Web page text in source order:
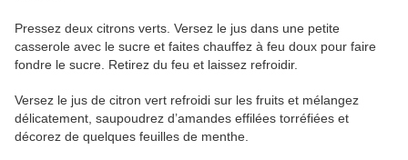
Pressez deux citrons verts. Versez le jus dans une petite
casserole avec le sucre et faites chauffez à feu doux pour faire
fondre le sucre. Retirez du feu et laissez refroidir.
Versez le jus de citron vert refroidi sur les fruits et mélangez
délicatement, saupoudrez d’amandes effilées torréfiées et
décorez de quelques feuilles de menthe.